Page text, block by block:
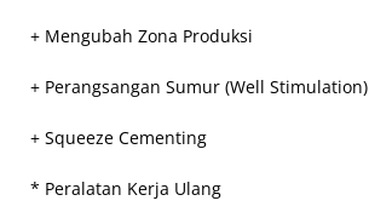
+ Mengubah Zona Produksi
+ Perangsangan Sumur (Well Stimulation)
+ Squeeze Cementing
* Peralatan Kerja Ulang